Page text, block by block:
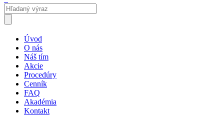
Úvod
O nás
Náš tím
Akcie
Procedúry
Cenník
FAQ
Akadémia
Kontakt